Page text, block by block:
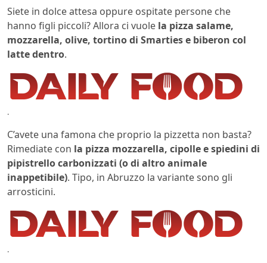
Siete in dolce attesa oppure ospitate persone che
hanno figli piccoli? Allora ci vuole la pizza salame,
mozzarella, olive, tortino di Smarties e biberon col
latte dentro.
.
C’avete una famona che proprio la pizzetta non basta?
Rimediate con la pizza mozzarella, cipolle e spiedini di
pipistrello carbonizzati (o di altro animale
inappetibile). Tipo, in Abruzzo la variante sono gli
arrosticini.
.